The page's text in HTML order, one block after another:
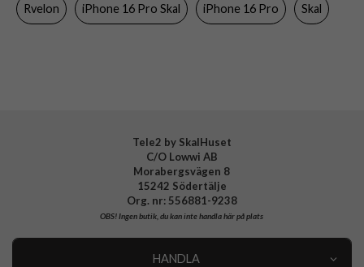
Färg Orange
Rvelon iPhone 16 Pro Skal iPhone 16 Pro Skal
Tele2 by SkalHuset
C/O Lowwi AB
Morabergsvägen 8
15242 Södertälje
Org. nr: 556881-9238
OBS!Ingen butik, du kan inte handla här på plats
HANDLA